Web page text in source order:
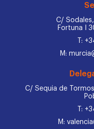
C/
Fortuna I
T:
M:
C/ Sequia de
T:
M: